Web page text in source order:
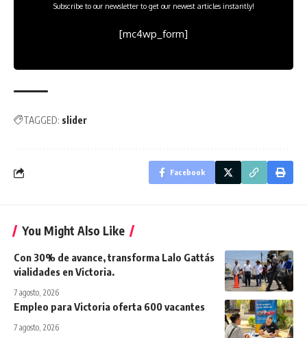
Subscribe to our newsletter to get our newest articles instantly!
[mc4wp_form]
TAGGED: slider
Facebook
You Might Also Like
Con 30% de avance, transforma Lalo Gattás
vialidades en Victoria.
7 agosto, 2026
Empleo para Victoria oferta 600 vacantes
7 agosto, 2026